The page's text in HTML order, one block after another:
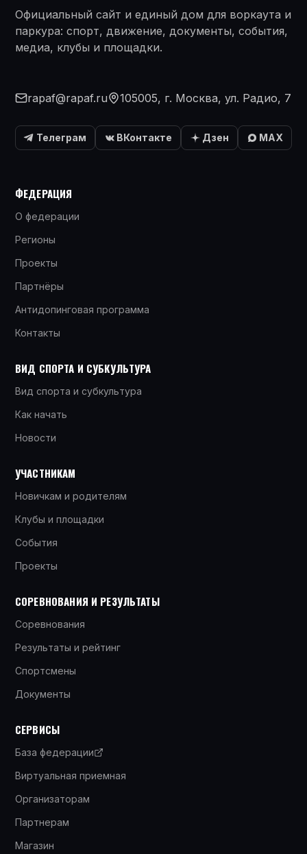
Официальный сайт и единый дом для воркаута и
паркура: спорт, движение, документы, события,
медиа, клубы и площадки.
rapaf@rapaf.ru 105005, г. Москва, ул. Радио, 7
Телеграм ВКонтакте Дзен MAX
ФЕДЕРАЦИЯ
О федерации
Регионы
Проекты
Партнёры
Антидопинговая программа
Контакты
ВИД СПОРТА И СУБКУЛЬТУРА
Вид спорта и субкультура
Как начать
Новости
УЧАСТНИКАМ
Новичкам и родителям
Клубы и площадки
События
Проекты
СОРЕВНОВАНИЯ И РЕЗУЛЬТАТЫ
Соревнования
Результаты и рейтинг
Спортсмены
Документы
СЕРВИСЫ
База федерации
Виртуальная приемная
Организаторам
Партнерам
Магазин